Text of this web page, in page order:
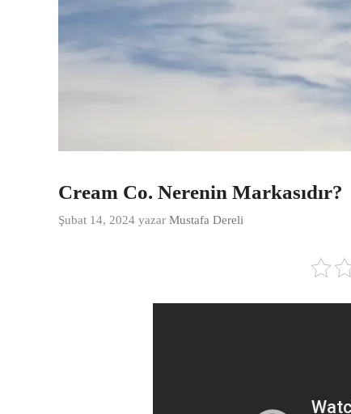
Cream Co. Nerenin Markasıdır?
Şubat 14, 2024 yazar Mustafa Dereli